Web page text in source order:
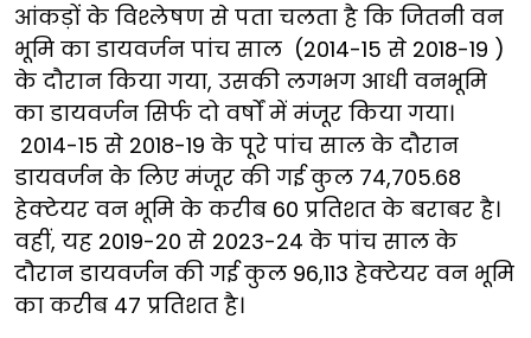
आंकड़ों के विश्लेषण से पता चलता है कि जितनी वन
भूमि का डायवर्जन पांच साल (2014-15 से 2018-19 )
के दौरान किया गया, उसकी लगभग आधी वनभूमि
का डायवर्जन सिर्फ दो वर्षों में मंजूर किया गया।
2014-15 से 2018-19 के पूरे पांच साल के दौरान
डायवर्जन के लिए मंजूर की गई कुल 74,705.68
हेक्टेयर वन भूमि के करीब 60 प्रतिशत के बराबर है।
वहीं, यह 2019-20 से 2023-24 के पांच साल के
दौरान डायवर्जन की गई कुल 96,113 हेक्टेयर वन भूमि
का करीब 47 प्रतिशत है।